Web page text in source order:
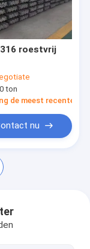
roestvrij
ton
de meest recente
nu